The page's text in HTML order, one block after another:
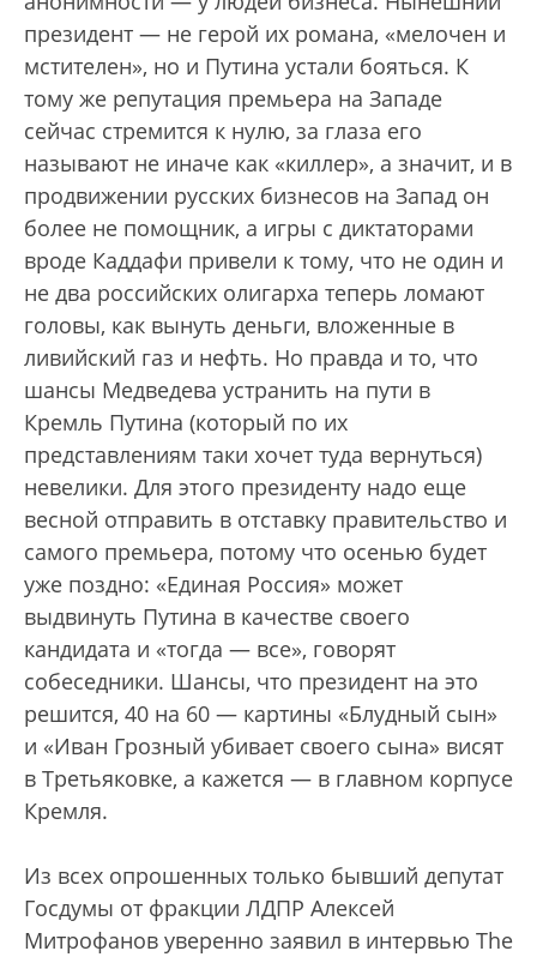
президент — не герой их романа, «мелочен и
мстителен», но и Путина устали бояться. К
тому же репутация премьера на Западе
сейчас стремится к нулю, за глаза его
называют не иначе как «киллер», а значит, и в
продвижении русских бизнесов на Запад он
более не помощник, а игры с диктаторами
вроде Каддафи привели к тому, что не один и
не два российских олигарха теперь ломают
головы, как вынуть деньги, вложенные в
ливийский газ и нефть. Но правда и то, что
шансы Медведева устранить на пути в
Кремль Путина (который по их
представлениям таки хочет туда вернуться)
невелики. Для этого президенту надо еще
весной отправить в отставку правительство и
самого премьера, потому что осенью будет
уже поздно: «Единая Россия» может
выдвинуть Путина в качестве своего
кандидата и «тогда — все», говорят
собеседники. Шансы, что президент на это
решится, 40 на 60 — картины «Блудный сын»
и «Иван Грозный убивает своего сына» висят
в Третьяковке, а кажется — в главном корпусе
Кремля.
Из всех опрошенных только бывший депутат
Госдумы от фракции ЛДПР Алексей
Митрофанов уверенно заявил в интервью The